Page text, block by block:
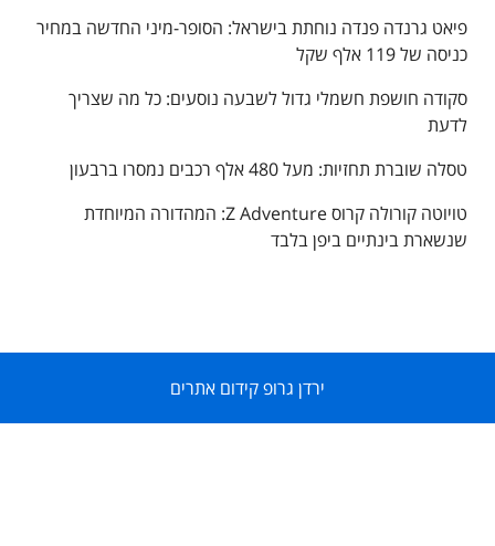
פיאט גרנדה פנדה נוחתת בישראל: הסופר-מיני החדשה במחיר
כניסה של 119 אלף שקל
סקודה חושפת חשמלי גדול לשבעה נוסעים: כל מה שצריך
לדעת
טסלה שוברת תחזיות: מעל 480 אלף רכבים נמסרו ברבעון
טויוטה קורולה קרוס Z Adventure: המהדורה המיוחדת
שנשארת בינתיים ביפן בלבד
ירדן גרופ קידום אתרים